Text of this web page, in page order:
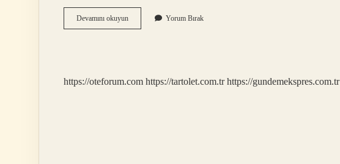
Devamını okuyunOsmanlı
Devletinde
Kim
Yorum Bırak
https://oteforum.com https://tartolet.com.tr https://gundemekspres.com.tr